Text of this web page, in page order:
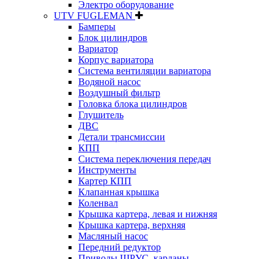
Электро оборудование
UTV FUGLEMAN
Бамперы
Блок цилиндров
Вариатор
Корпус вариатора
Система вентиляции вариатора
Водяной насос
Воздушный фильтр
Головка блока цилиндров
Глушитель
ДВС
Детали трансмиссии
КПП
Система переключения передач
Инструменты
Картер КПП
Клапанная крышка
Коленвал
Крышка картера, левая и нижняя
Крышка картера, верхняя
Масляный насос
Передний редуктор